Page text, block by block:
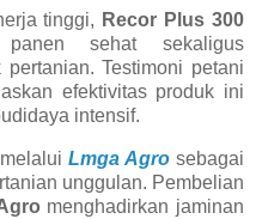
tinggi, Recor Plus 300
sehat sekaligus
Testimoni petani
efektivitas produk ini
intensif.
Lmga Agrosebagai
unggulan. Pembelian
menghadirkan jaminan